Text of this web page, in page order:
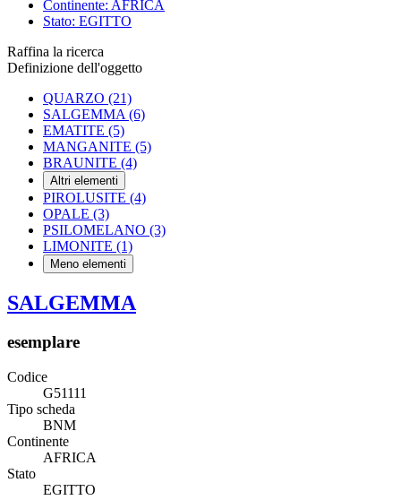
Continente: AFRICA
Stato: EGITTO
Raffina la ricerca
Definizione dell'oggetto
QUARZO (21)
SALGEMMA (6)
EMATITE (5)
MANGANITE (5)
BRAUNITE (4)
Altri elementi
PIROLUSITE (4)
OPALE (3)
PSILOMELANO (3)
LIMONITE (1)
Meno elementi
SALGEMMA
esemplare
Codice
G51111
Tipo scheda
BNM
Continente
AFRICA
Stato
EGITTO